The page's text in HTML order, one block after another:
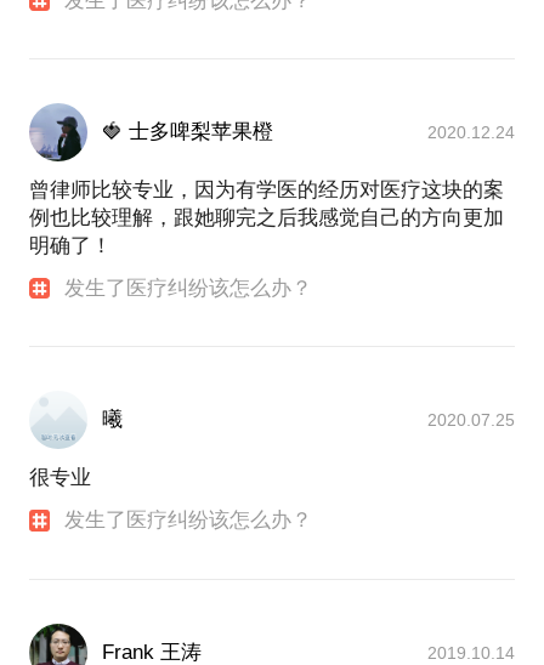
🍓 士多啤梨苹果橙 2020.12.24
曾律师比较专业，因为有学医的经历对医疗这块的案
例也比较理解，跟她聊完之后我感觉自己的方向更加
明确了！
发生了医疗纠纷该怎么办？
曦 2020.07.25
很专业
发生了医疗纠纷该怎么办？
Frank 王涛 2019.10.14